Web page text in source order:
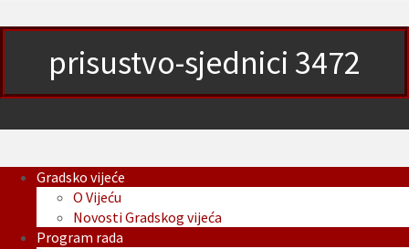
prisustvo-sjednici 3472
Gradsko vijeće
O Vijeću
Novosti Gradskog vijeća
Program rada